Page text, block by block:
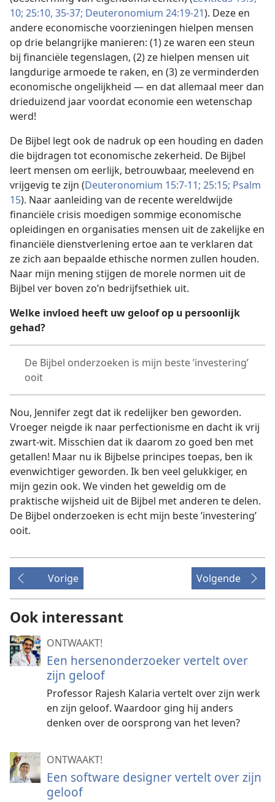
10; 25:10, 35-37; Deuteronomium 24:19-21). Deze en
andere economische voorzieningen hielpen mensen
op drie belangrijke manieren: (1) ze waren een steun
bij financiële tegenslagen, (2) ze hielpen mensen uit
langdurige armoede te raken, en (3) ze verminderden
economische ongelijkheid — en dat allemaal meer dan
drieduizend jaar voordat economie een wetenschap
werd!
De Bijbel legt ook de nadruk op een houding en daden
die bijdragen tot economische zekerheid. De Bijbel
leert mensen om eerlijk, betrouwbaar, meelevend en
vrijgevig te zijn (Deuteronomium 15:7-11; 25:15; Psalm
15). Naar aanleiding van de recente wereldwijde
financiële crisis moedigen sommige economische
opleidingen en organisaties mensen uit de zakelijke en
financiële dienstverlening ertoe aan te verklaren dat
ze zich aan bepaalde ethische normen zullen houden.
Naar mijn mening stijgen de morele normen uit de
Bijbel ver boven zo’n bedrijfsethiek uit.
Welke invloed heeft uw geloof op u persoonlijk
gehad?
De Bijbel onderzoeken is mijn beste ’investering’
ooit
Nou, Jennifer zegt dat ik redelijker ben geworden.
Vroeger neigde ik naar perfectionisme en dacht ik vrij
zwart-wit. Misschien dat ik daarom zo goed ben met
getallen! Maar nu ik Bijbelse principes toepas, ben ik
evenwichtiger geworden. Ik ben veel gelukkiger, en
mijn gezin ook. We vinden het geweldig om de
praktische wijsheid uit de Bijbel met anderen te delen.
De Bijbel onderzoeken is echt mijn beste ’investering’
ooit.
Vorige Volgende
Ook interessant
ONTWAAKT!
Een hersenonderzoeker vertelt over
zijn geloof
Professor Rajesh Kalaria vertelt over zijn werk
en zijn geloof. Waardoor ging hij anders
denken over de oorsprong van het leven?
ONTWAAKT!
Een software designer vertelt over zijn
geloof